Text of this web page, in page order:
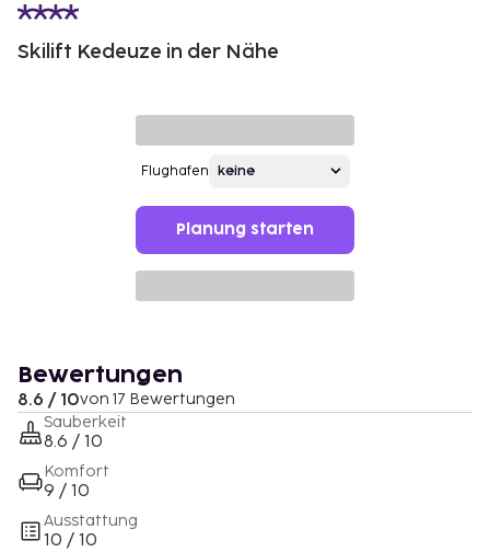
Skilift Kedeuze in der Nähe
Flughafen
Planung starten
Bewertungen
8.6 / 10von 17 Bewertungen
Sauberkeit
8.6 / 10
Komfort
9 / 10
Ausstattung
10 / 10